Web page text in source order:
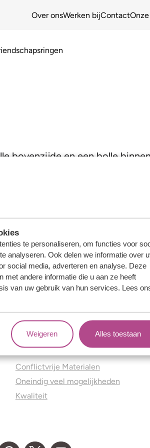
te personaliseren, om functies voor
analyseren. Ook delen we informatie over
social media, adverteren en analyse. Deze
met andere informatie die u aan ze heeft
van uw gebruik van hun services. Lees
Weigeren Alles toestaan
Over onsWerken bijContact
bovenzijde en een bolle
Jouw voordelen
Conflictvrije Materialen
Oneindig veel mogelijkheden
Kwaliteit